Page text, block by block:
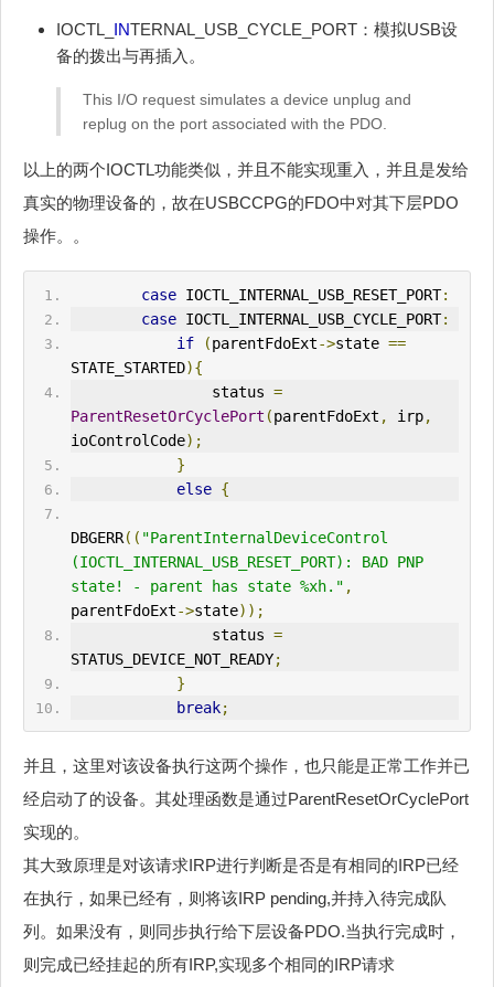
IOCTL_ INTERNAL_USB_CYCLE_PORT：模拟USB设
备的拨出与再插入。
This I/O request simulates a device unplug and
replug on the port associated with the PDO.
以上的两个IOCTL功能类似，并且不能实现重入，并且是发给
真实的物理设备的，故在USBCCPG的FDO中对其下层PDO
操作。。
case IOCTL_ INTERNAL_USB_RESET_PORT:
case IOCTL_INTERNAL_USB_CYCLE_PORT:
if
(parentFdoExt->state ==
STATE_STARTED){
                status
=
ParentResetOrCyclePort (parentFdoExt , irp,
ioControlCode);
}
else {
DBGERR(( "ParentInternalDeviceControl
(IOCTL_INTERNAL_USB_RESET_PORT): BAD PNP
state! - parent has state %xh." ,
parentFdoExt->state));
                status
=
STATUS_DEVICE_NOT_READY;
}
break;
并且，这里对该设备执行这两个操作，也只能是正常工作并已
经启动了的设备。其处理函数是通过ParentResetOrCyclePort
实现的。
其大致原理是对该请求IRP进行判断是否是有相同的IRP已经
在执行，如果已经有，则将该IRP pending,并持入待完成队
列。如果没有，则同步执行给下层设备PDO.当执行完成时，
则完成已经挂起的所有IRP,实现多个相同的IRP请求